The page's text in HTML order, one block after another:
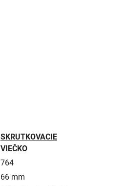
SKRUTKOVACIE
VIEČKO
764
66 mm